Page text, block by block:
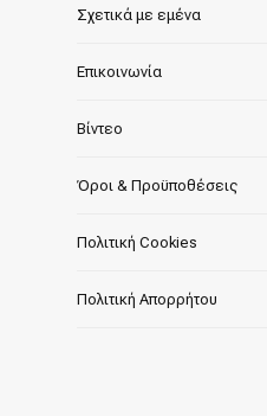
Σχετικά με εμένα
Επικοινωνία
Βίντεο
Όροι & Προϋποθέσεις
Πολιτική Cookies
Πολιτική Απορρήτου